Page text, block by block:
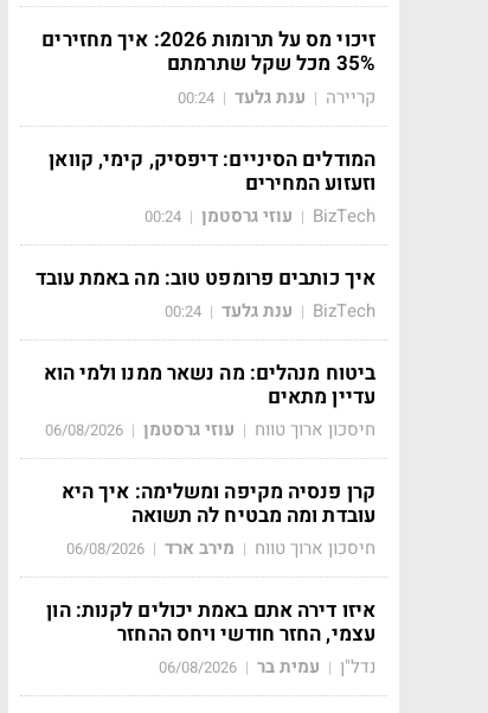
זיכוי מס על תרומות 2026: איך מחזירים
35% מכל שקל שתרמתם
קריירה | ענת גלעד |
00:24
המודלים הסיניים: דיפסיק, קימי, קוואן
וזעזוע המחירים
BizTech
| עוזי גרסטמן |
00:24
איך כותבים פרומפט טוב: מה באמת עובד
BizTech
| ענת גלעד |
00:24
ביטוח מנהלים: מה נשאר ממנו ולמי הוא
עדיין מתאים
חיסכון ארוך טווח | עוזי גרסטמן |
06/08/2026
קרן פנסיה מקיפה ומשלימה: איך היא
עובדת ומה מבטיח לה תשואה
חיסכון ארוך טווח | מירב ארד |
06/08/2026
איזו דירה אתם באמת יכולים לקנות: הון
עצמי, החזר חודשי ויחס ההחזר
נדל"ן | עמית בר |
06/08/2026